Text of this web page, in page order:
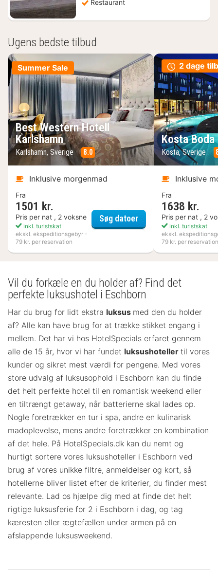
Restaurant
Ugens bedste tilbud
Summer Sale
Best Western Hotell
Karlshamn
Karlshamn, Sverige 8.0
Inklusive morgenmad
Fra
1501 kr.
Pris per nat , 2 voksne
inkl. turistskat
ekskl. ekspeditionsgebyr -
79 kr. per reservation
Søg datoerBest Western Hotell
2 dage
Kosta
Kosta, Sverige
Inklusive
Fra
1638 kr.
Pris per nat , 2
inkl. turistskat
ekskl.
79 kr. per reservation
Vil du forkæle en du holder af? Find det
perfekte luksushotel i Eschborn
Har du brug for lidt ekstra luksus med den du holder
af? Alle kan have brug for at trække stikket engang i
mellem. Det har vi hos HotelSpecials erfaret gennem
alle de 15 år, hvor vi har fundet luksushoteller til vores
kunder og sikret mest værdi for pengene. Med vores
store udvalg af luksusophold i Eschborn kan du finde
det helt perfekte hotel til en romantisk weekend eller
en tiltrængt getaway, når batterierne skal lades op.
Nogle foretrækker en tur i spa, andre en kulinarisk
madoplevelse, mens andre foretrækker en kombination
af det hele. På HotelSpecials.dk kan du nemt og
hurtigt sortere vores luksushoteller i Eschborn ved
brug af vores unikke filtre, anmeldelser og kort, så
hotellerne bliver listet efter de kriterier, du finder mest
relevante. Lad os hjælpe dig med at finde det helt
rigtige luksusferie for 2 i Eschborn i dag, og tag
kæresten eller ægtefællen under armen på en
afslappende luksusweekend.